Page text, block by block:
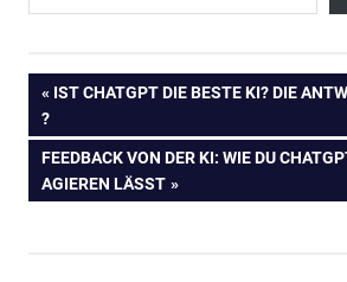
Beitragsnavigation
VORHERIGER
IST CHATGPT DIE BESTE KI? DIE
?
NÄCHSTER
BEITRAG:
FEEDBACK VON DER KI: WIE DU
AGIEREN LÄSST